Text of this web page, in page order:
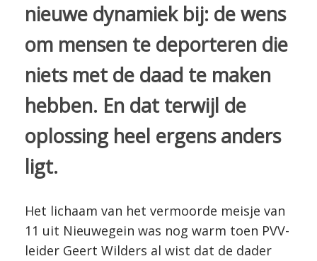
nieuwe dynamiek bij: de wens
om mensen te deporteren die
niets met de daad te maken
hebben. En dat terwijl de
oplossing heel ergens anders
ligt.
Het lichaam van het vermoorde meisje van
11 uit Nieuwegein was nog warm toen PVV-
leider Geert Wilders al wist dat de dader